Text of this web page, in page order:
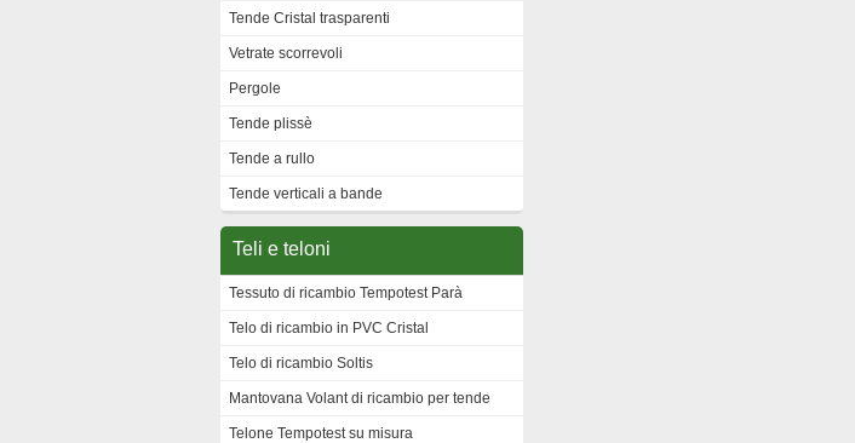
Tende Cristal trasparenti
Vetrate scorrevoli
Pergole
Tende plissè
Tende a rullo
Tende verticali a bande
Teli e teloni
Tessuto di ricambio Tempotest Parà
Telo di ricambio in PVC Cristal
Telo di ricambio Soltis
Mantovana Volant di ricambio per tende
Telone Tempotest su misura